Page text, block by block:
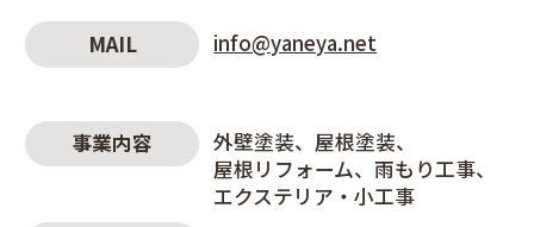
MAIL info@yaneya.net
事業内容 外壁塗装
屋根塗装
屋根リフォーム
雨もり工事
エクステリア・小工事